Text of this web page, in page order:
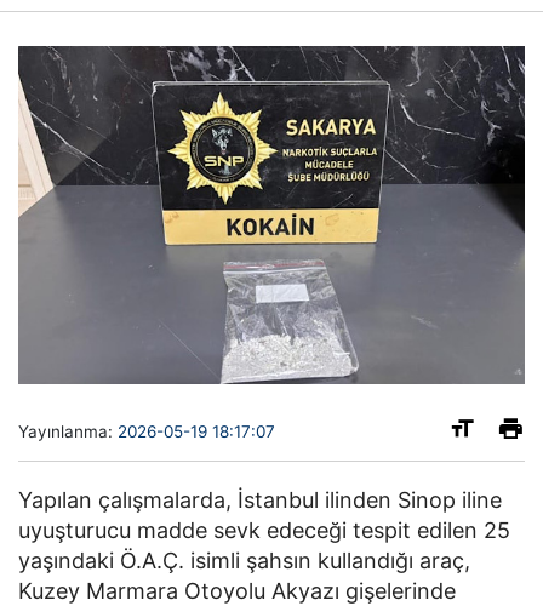
Yayınlanma: 2026-05-19 18:17:07
Yapılan çalışmalarda, İstanbul ilinden Sinop iline
uyuşturucu madde sevk edeceği tespit edilen 25
yaşındaki Ö.A.Ç. isimli şahsın kullandığı araç,
Kuzey Marmara Otoyolu Akyazı gişelerinde